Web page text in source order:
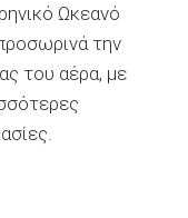
Ωκεανό
την
του αέρα, με